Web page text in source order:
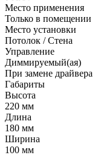
Место применения
Только в помещении
Место установки
Потолок / Cтена
Управление
Диммируемый(ая)
При замене драйвера
Габариты
Высота
220 мм
Длина
180 мм
Ширина
100 мм